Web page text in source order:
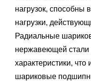
нагрузок, способны
нагрузки,
Радиальные
нержавеющей стали
характеристики,
шариковые